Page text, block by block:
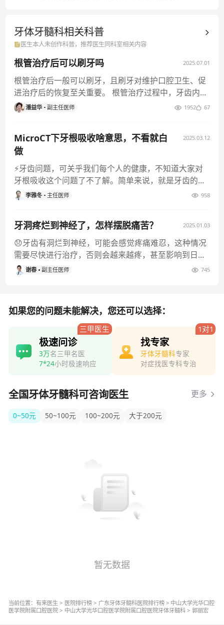
牙体牙髓科相关科普
医生本人未创作科普，推荐医生同科室相关内容
根管治疗后可以刷牙吗 2025.07.01
根管治疗后一般可以刷牙，且刷牙对维护口腔卫生、促
进治疗后的恢复至关重要。 根管治疗过程中，牙齿内部
的牙髓组织被清除，牙体
潘益华 副主任医师 1952 67
MicroCT下牙根吸收啥意思，不看就白
做
2025.03.12
⚡牙齿问题，可关乎我们每个人的健康，不知道大家对
牙根吸收这个问题了不了解。简单来说，就是牙齿的根
部在某种因素影响下出现了
李雅冬 主任医师 958
牙洞疼烂到神经了，怎样摆脱痛苦？ 2025.01.03
😞牙齿有洞烂到神经，可能会感觉疼痛难忍，这种情况
需要尽快进行治疗，否则会越来越疼，甚至影响到日常
生活。 ✅根管治疗：如
谢春 副主任医师 745
如果您的问题未能解决，您还可以选择：
三甲医生
极速问诊
3万名三甲名医
7*24小时极速响应
1对1
找专家
牙体牙髓科专家
对症找医专科专治
全国牙体牙髓科可咨询医生 更多
0~50元 50~100元 100~200元 大于200元
暂无数据
当前位置： 有来医生 > 医院排行榜 > 广东牙体牙髓科医院排行榜 > 中山大学光华口腔
医学院附属口腔医院 > 中山大学光华口腔医学院附属口腔医院牙体牙髓科 > 郭丽宏